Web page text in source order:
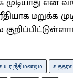
மறுக்க
உயர் நீதிமன்றம் உத்தரவு